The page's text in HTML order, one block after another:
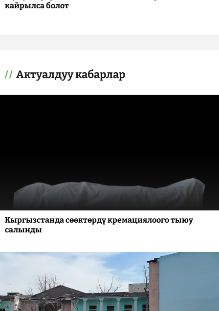
кайрылса болот
Актуалдуу кабарлар
Кыргызстанда сөөктөрдү кремациялоого тыюу
салынды